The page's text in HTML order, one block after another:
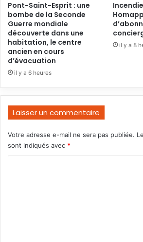
Pont-Saint-Esprit : une
bombe de la Seconde
Guerre mondiale
découverte dans une
habitation, le centre
ancien en cours
d’évacuation
il y a 6 heures
il y a 8
Laisser un commentaire
Votre adresse e-mail ne sera pas publiée.
sont indiqués avec *